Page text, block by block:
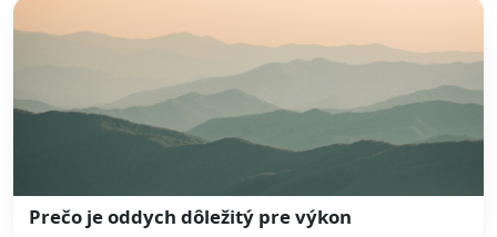
Prečo je oddych dôležitý pre výkon